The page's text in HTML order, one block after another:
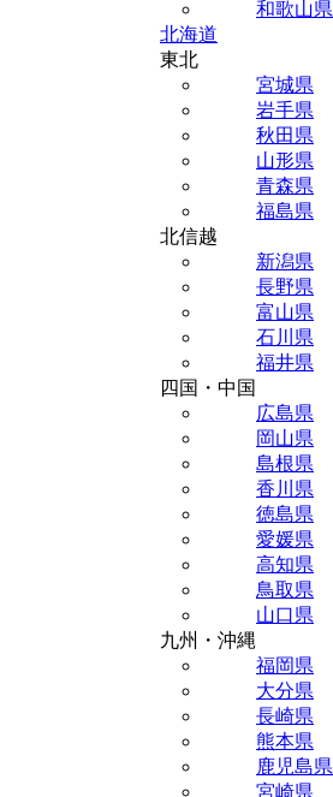
和歌山県
北海道
東北
宮城県
岩手県
秋田県
山形県
青森県
福島県
北信越
新潟県
長野県
富山県
石川県
福井県
四国・中国
広島県
岡山県
島根県
香川県
徳島県
愛媛県
高知県
鳥取県
山口県
九州・沖縄
福岡県
大分県
長崎県
熊本県
鹿児島県
宮崎県